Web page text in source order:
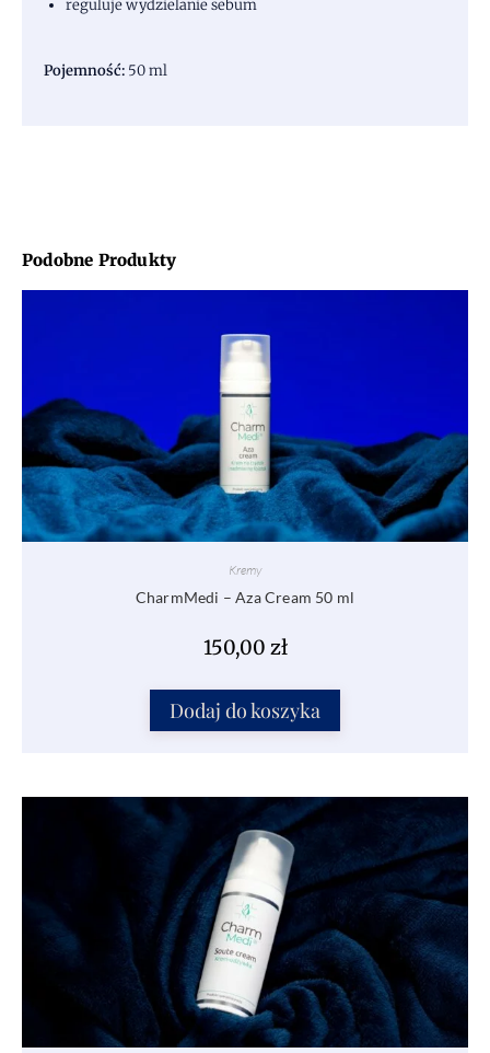
reguluje wydzielanie sebum
Pojemność: 50 ml
Podobne Produkty
Kremy
CharmMedi – Aza Cream 50 ml
150,00 zł
Dodaj do koszyka